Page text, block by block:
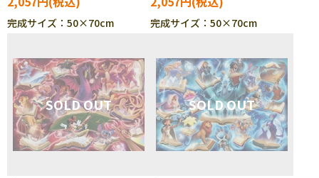
完成サイズ：50×70cm 完成サイズ：50×70cm